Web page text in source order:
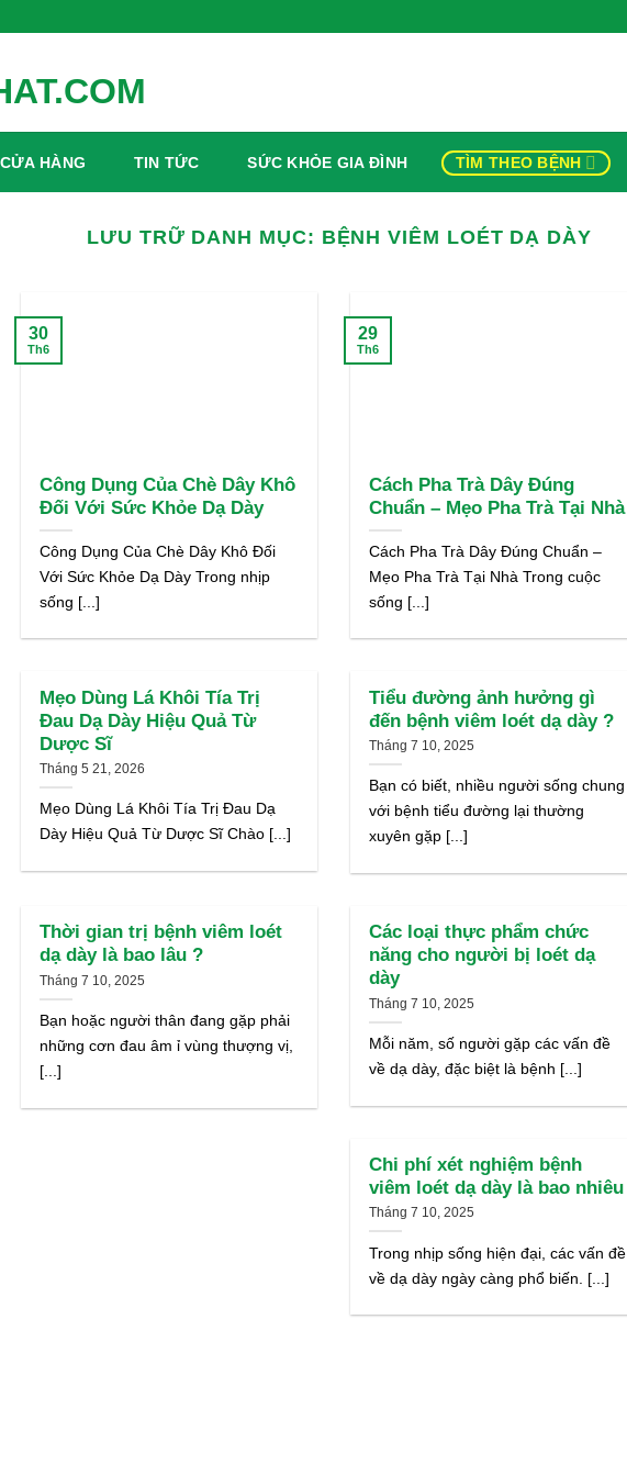
CỬA HÀNG TIN TỨC SỨC KHỎE GIA ĐÌNH TÌM THEO BỆNH
LƯU TRỮ DANH MỤC: BỆNH VIÊM LOÉT DẠ DÀY
Công Dụng Của Chè Dây Khô
Đối Với Sức Khỏe Dạ Dày
Công Dụng Của Chè Dây Khô Đối
Với Sức Khỏe Dạ Dày Trong nhịp
sống [...]
30
Th6
Cách Pha Trà Dây Đúng
Chuẩn – Mẹo Pha Trà Tại Nhà
Cách Pha Trà Dây Đúng Chuẩn –
Mẹo Pha Trà Tại Nhà Trong cuộc
sống [...]
29
Th6
Mẹo Dùng Lá Khôi Tía Trị
Đau Dạ Dày Hiệu Quả Từ
Dược Sĩ
Tháng 5 21, 2026
Mẹo Dùng Lá Khôi Tía Trị Đau Dạ
Dày Hiệu Quả Từ Dược Sĩ Chào [...]
Tiểu đường ảnh hưởng gì
đến bệnh viêm loét dạ dày ?
Tháng 7 10, 2025
Bạn có biết, nhiều người sống chung
với bệnh tiểu đường lại thường
xuyên gặp [...]
Thời gian trị bệnh viêm loét
dạ dày là bao lâu ?
Tháng 7 10, 2025
Bạn hoặc người thân đang gặp phải
những cơn đau âm ỉ vùng thượng vị,
[...]
Các loại thực phẩm chức
năng cho người bị loét dạ
dày
Tháng 7 10, 2025
Mỗi năm, số người gặp các vấn đề
về dạ dày, đặc biệt là bệnh [...]
Chi phí xét nghiệm bệnh
viêm loét dạ dày là bao nhiêu
Tháng 7 10, 2025
Trong nhịp sống hiện đại, các vấn đề
về dạ dày ngày càng phổ biến. [...]